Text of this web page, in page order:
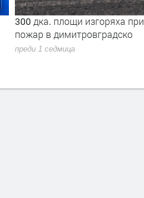
300 дка. площи изгоряха при
пожар в димитровградско
преди 1 седмица